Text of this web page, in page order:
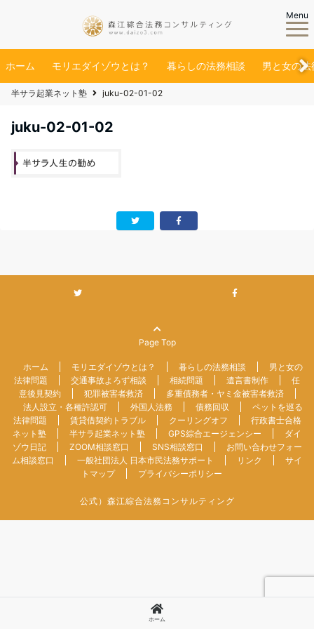
Menu
ホーム モリエダイゾウとは？ 暮らしの法務相談 男と女の法
半サラ起業ネット塾 juku-02-01-02
juku-02-01-02
ホーム
Page Top
ホーム モリエダイゾウとは？ 暮らしの法務相談
男と女の
法律問題
交通事故よろず相談 相続問題 遺言書制作
任
意後見契約
犯罪被害者救済
多重債務者・ヤミ金被害者救済
法人設立・各種許認可
外国人法務 債務回収
ペットを巡る
法律問題
賃貸借契約トラブル クーリングオフ
行政書士合格
ネット塾
半サラ起業ネット塾 GPS綜合エージェンシー
ダイ
ゾウ日記
ZOOM相談窓口 SNS相談窓口
お問い合わせフォー
ム相談窓口
一般社団法人 日本市民法務サポート リンク
サイ
トマップ
プライバシーポリシー
公式）森江綜合法務コンサルティング